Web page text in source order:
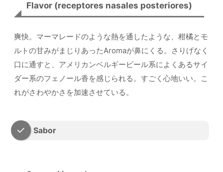
Flavor (receptores nasales posteriores)
爽快。マーマレードのような熱を通したような、柑橘とモ
ルトの甘みがまじりあったAromaが鼻にくる。さりげなく
口に通すと、アメリカンベルギービール系によくあるサイ
ダー系のフェノール香を感じられる。すごく心地いい。こ
れがさわやかさを加速させている。
Sabor